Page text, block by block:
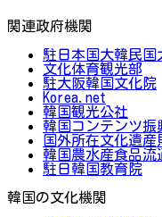
関連政府機関
駐日本国大韓民国
文化体育観光部
駐大阪韓国文化院
Korea.net
韓国観光公社
韓国コンテンツ振
国外所在文化遺産
韓国農水産食品流
駐日韓国教育院
韓国の文化機関